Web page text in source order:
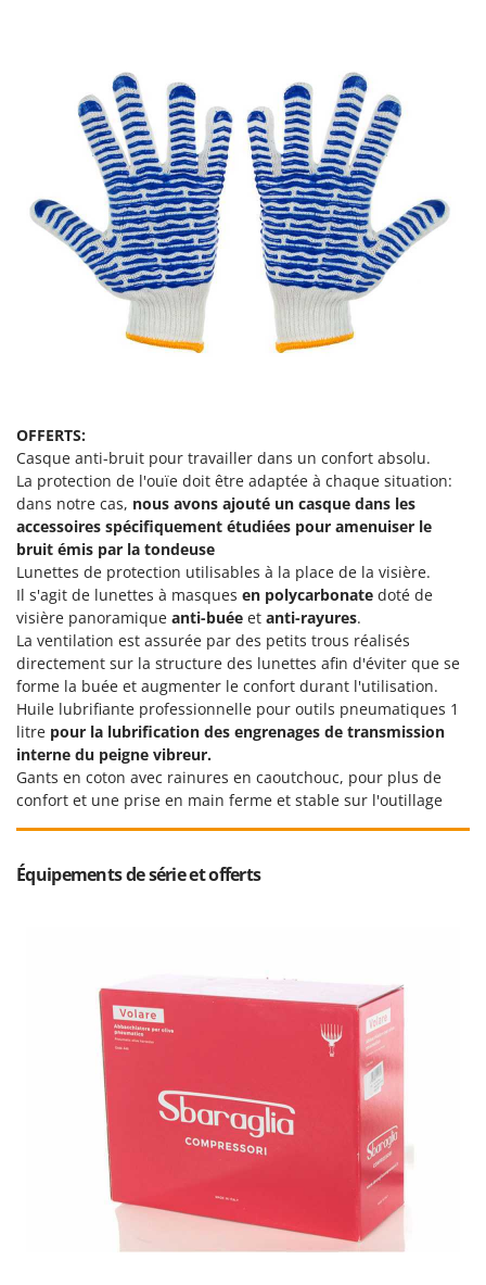
Novatec
Novital
NuAir
NuovaFac
Officine Savioli
Ompagrill
Ooni
Oriental Koshin
Outdoorchef
P
Palazzetti
Palumbo Pavi
Partisani
Paterlini
Philips
Pramac
Prismafood
Resto Italia
Ribimex
Ripartrak
River Systems
Robomow
Rossofuoco
Rover Pompe
Royal Food
OFFERTS:
Casque anti-bruit pour travailler dans un confort absolu.
La protection de l'ouïe doit être adaptée à chaque situation:
dans notre cas, nous avons ajouté un casque dans les
accessoires spécifiquement étudiées pour amenuiser le
bruit émis par la tondeuse
Lunettes de protection utilisables à la place de la visière.
Il s'agit de lunettes à masques en polycarbonate doté de
visière panoramique anti-buée et anti-rayures.
La ventilation est assurée par des petits trous réalisés
directement sur la structure des lunettes afin d'éviter que se
forme la buée et augmenter le confort durant l'utilisation.
Huile lubrifiante professionnelle pour outils pneumatiques 1
litre pour la lubrification des engrenages de transmission
interne du peigne vibreur.
Gants en coton avec rainures en caoutchouc, pour plus de
confort et une prise en main ferme et stable sur l'outillage
Équipements de série et offerts